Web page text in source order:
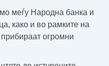
меѓу Народна банка и
како и во рамките на
огромни